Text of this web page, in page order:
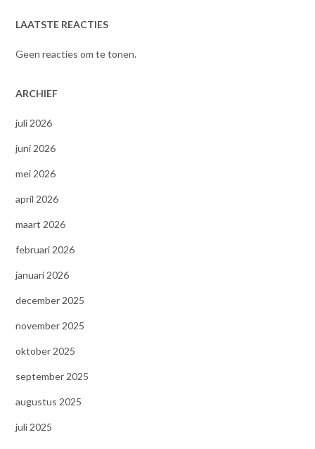
LAATSTE REACTIES
Geen reacties om te tonen.
ARCHIEF
juli 2026
juni 2026
mei 2026
april 2026
maart 2026
februari 2026
januari 2026
december 2025
november 2025
oktober 2025
september 2025
augustus 2025
juli 2025